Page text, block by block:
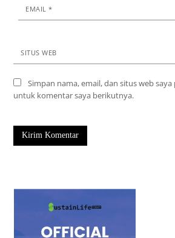
EMAIL*
SITUS WEB
Simpan nama, email, dan situs web
untuk komentar saya berikutnya.